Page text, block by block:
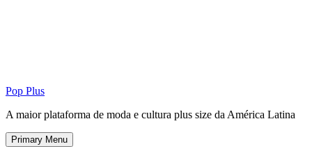
Pop Plus
A maior plataforma de moda e cultura plus size da América Latina
Primary Menu